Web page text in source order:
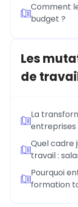
Comment
budget ?
Les
de
La
entreprises
Quel cadre
travail :
Pourquoi
formation